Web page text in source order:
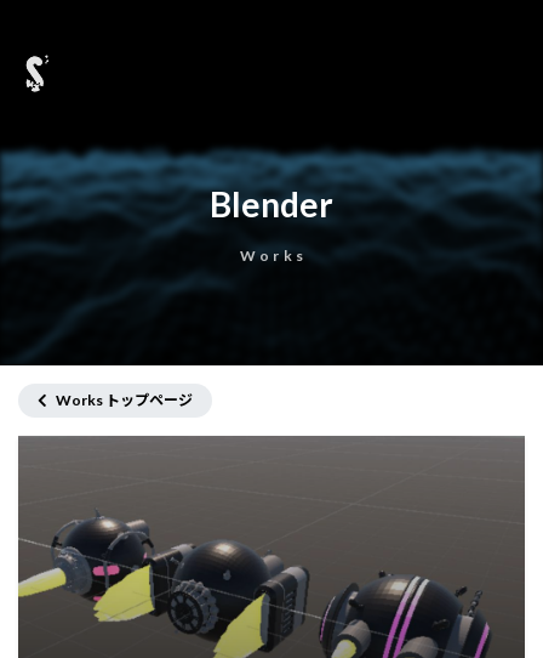
Blender
Works
Works トップページ